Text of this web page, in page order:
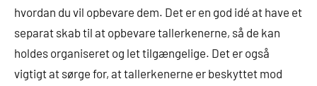
hvordan du vil opbevare dem. Det er en god idé at have et
separat skab til at opbevare tallerkenerne, så de kan
holdes organiseret og let tilgængelige. Det er også
vigtigt at sørge for, at tallerkenerne er beskyttet mod